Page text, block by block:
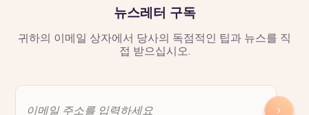
뉴스레터 구독
귀하의 이메일 상자에서 당사의 독점적인 팁과 뉴스를 직
접 받으십시오.